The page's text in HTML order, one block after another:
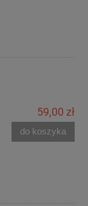
59,00 zł
do koszyka